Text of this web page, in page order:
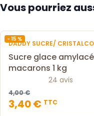
Vous pourriez
- 15 %
DADDY SUCRE/ CRISTALCO
Sucre glace
macarons 1 kg
24 avis
4,00 €
3,40 € TTC